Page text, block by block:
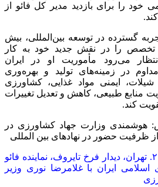
را برای بازدید مدیر کل فائو از
گسترده در توسعه بین‌المللی، بیش
تخصص را در نقش جدید خود به کار
می‌رود مأموریت او در ایران
در زمینه‌های تولید و بهره‌وری
ایمنی مواد غذایی، کشاورزی
منابع طبیعی، کاهش و تعدیل تغییرات
کند.
تهران، دیدار فرخ تایروف، نماینده فائو
ایران با غلامرضا نوری وزیر